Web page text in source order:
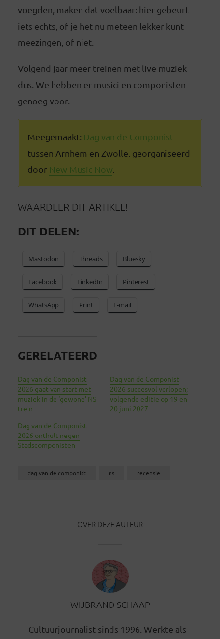
voegden, maken dat voelbaar: hier gebeurt
iets echts, of je het nu meteen lekker kunt
meezingen, of niet.
Volgend jaar meer treinen met live muziek
dus. We hebben er musici en componisten
genoeg voor.
Meegemaakt: Dag van de Componist
tussen Arnhem en Zwolle. georganiseerd
door New Music Now.
WAARDEER DIT ARTIKEL!
DIT DELEN:
Mastodon Threads Bluesky
Facebook LinkedIn Pinterest
WhatsApp Print E-mail
GERELATEERD
Dag van de Componist
2026 gaat van start met
muziek in de ‘gewone’ NS
trein
Dag van de Componist
2026 succesvol verlopen;
volgende editie op 19 en
20 juni 2027
Dag van de Componist
2026 onthult negen
Stadscomponisten
dag van de componist ns recensie
OVER DEZE AUTEUR
WIJBRAND SCHAAP
Cultuurjournalist sinds 1996. Werkte als